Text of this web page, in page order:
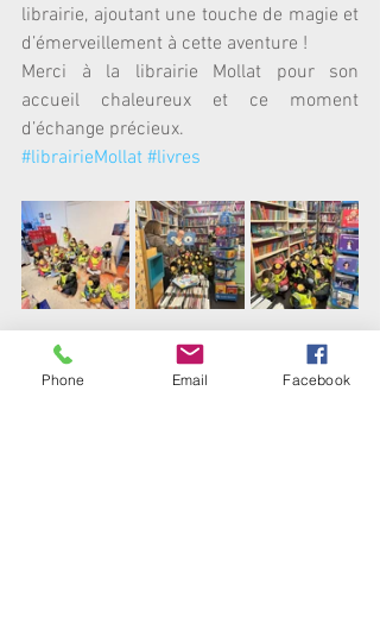
librairie, ajoutant une touche de magie et
d’émerveillement à cette aventure !
Merci à la librairie Mollat pour son
accueil chaleureux et ce moment
d’échange précieux.
#librairieMollat #livres
Institution
Phone Email Facebook